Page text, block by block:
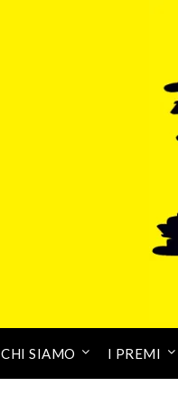
CHI SIAMO I PREMI